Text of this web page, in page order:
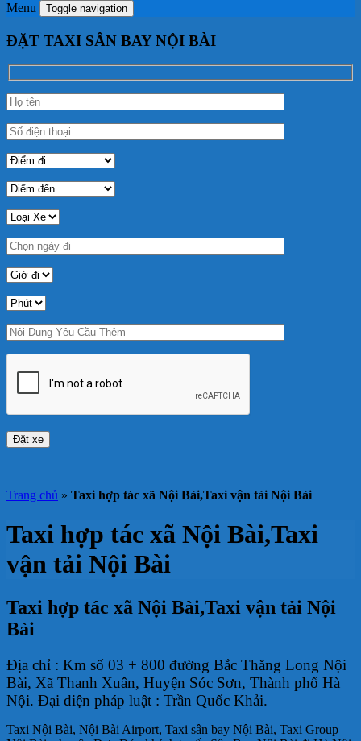
Menu Toggle navigation
ĐẶT TAXI SÂN BAY NỘI BÀI
Trang chủ » Taxi hợp tác xã Nội Bài,Taxi vận tải Nội Bài
Taxi hợp tác xã Nội Bài,Taxi
vận tải Nội Bài
Taxi hợp tác xã Nội Bài,Taxi vận tải Nội
Bài
Địa chỉ : Km số 03 + 800 đường Bắc Thăng Long Nội
Bài, Xã Thanh Xuân, Huyện Sóc Sơn, Thành phố Hà
Nội. Đại diện pháp luật : Trần Quốc Khải.
Taxi Nội Bài, Nội Bài Airport, Taxi sân bay Nội Bài, Taxi Group